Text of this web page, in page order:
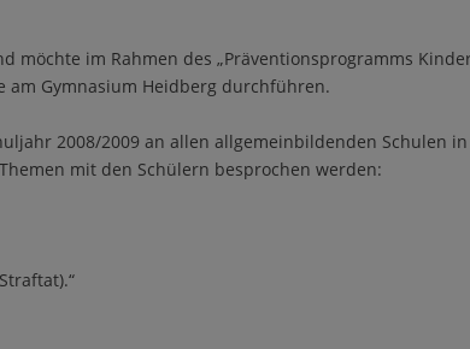
möchte im Rahmen des „Präventionsprogramms
am Gymnasium Heidberg durchführen.
2008/2009 an allen allgemeinbildenden Schulen
mit den Schülern besprochen werden: